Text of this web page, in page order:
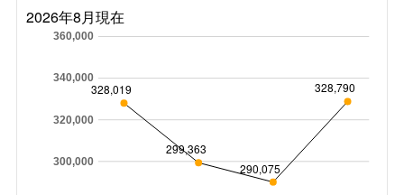
2026年8月現在
300,000
320,000
340,000
360,000
328,019
299,363
290,075
328,790